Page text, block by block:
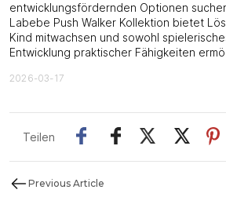
entwicklungsfördernden Optionen
Labebe Push Walker Kollektion bietet
Kind mitwachsen und sowohl
Entwicklung praktischer Fähigkeiten
2026-03-17
Teilen
Previous Article